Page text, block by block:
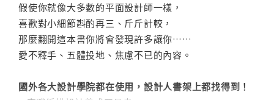
假使你就像大多數的平面設計師一樣，
喜歡對小細節斟酌再三、斤斤計較，
那麼翻開這本書你將會發現許多讓你……
愛不釋手、五體投地、焦慮不已的內容。
國外各大設計學院都在使用，設計人書架上都找得到！